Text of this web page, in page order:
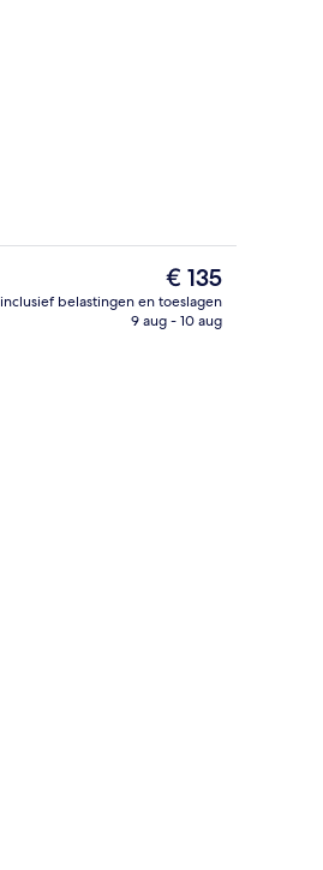
Luxe beddengoed, bedden met
De
huidige
prijs
€ 135
inclusief belastingen en toeslagen
9 aug - 10 aug